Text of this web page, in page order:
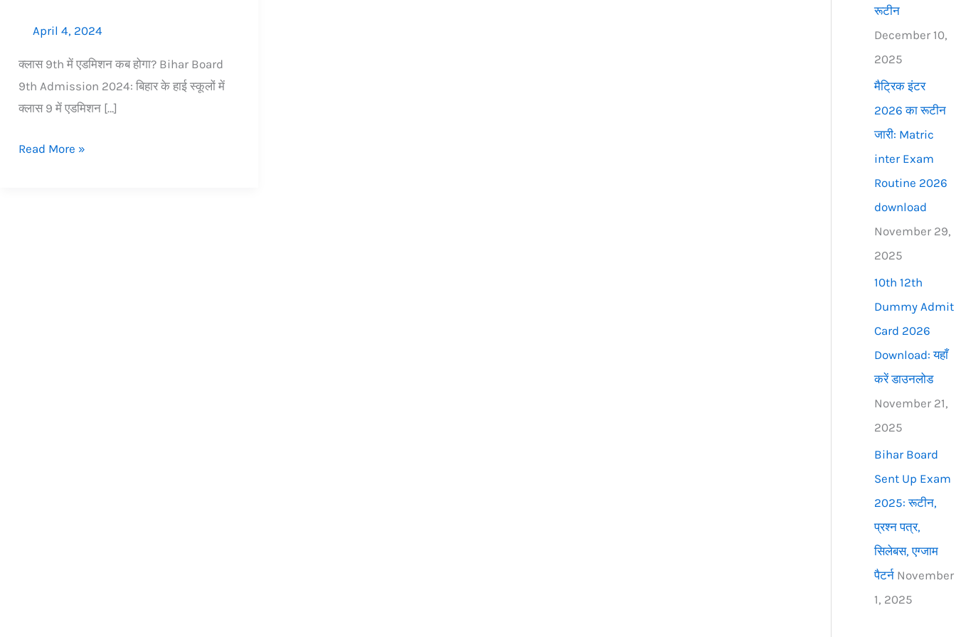
April 4, 2024
क्लास 9th में एडमिशन कब होगा? Bihar Board
9th Admission 2024: बिहार के हाई स्कूलों में
क्लास 9 में एडमिशन […]
Read More »
रूटीन
December 10,
2025
मैट्रिक इंटर
2026 का रूटीन
जारी: Matric
inter Exam
Routine 2026
download
November 29,
2025
10th 12th
Dummy Admit
Card 2026
Download: यहाँ
करें डाउनलोड
November 21,
2025
Bihar Board
Sent Up Exam
2025: रूटीन,
प्रश्न पत्र,
सिलेबस, एग्जाम
पैटर्न November
1, 2025